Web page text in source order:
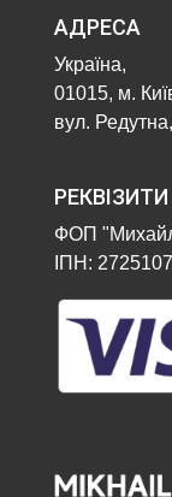
АДРЕСА
Україна,
01015, м.
вул.
РЕКВІЗИТИ
ФОП
ІПН: